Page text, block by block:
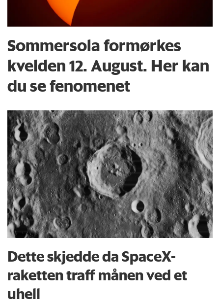
Sommersola formørkes
kvelden 12. August. Her kan
du se fenomenet
Dette skjedde da SpaceX-
raketten traff månen ved et
uhell